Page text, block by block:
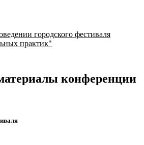
городского фестиваля
практик"
конференции